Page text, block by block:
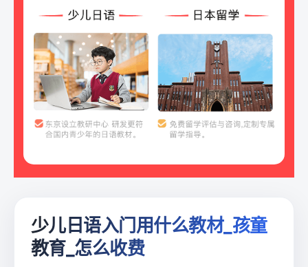
少儿日语入门用什么教材_孩童
教育_怎么收费